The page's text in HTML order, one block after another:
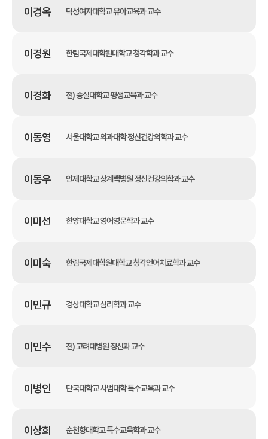
이경옥 덕성여자대학교 유아교육과 교수
이경원 한림국제대학원대학교 청각학과 교수
이경화 전) 숭실대학교 평생교육과 교수
이동영 서울대학교 의과대학 정신건강의학과 교수
이동우 인제대학교 상계백병원 정신건강의학과 교수
이미선 한양대학교 영어영문학과 교수
이미숙 한림국제대학원대학교 청각언어치료학과 교수
이민규 경상대학교 심리학과 교수
이민수 전) 고려대병원 정신과 교수
이병인 단국대학교 사범대학 특수교육과 교수
이상희 순천향대학교 특수교육학과 교수